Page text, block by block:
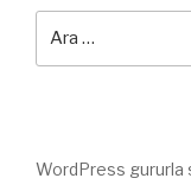
WordPress gururla